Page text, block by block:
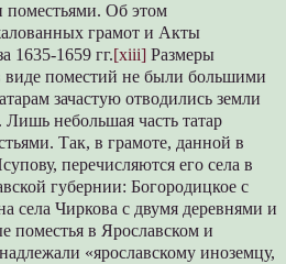
поместьями. Об этом
грамот и Акты
1635-1659 гг.[xiii] Размеры
виде поместий не были большими
зачастую отводились земли
Лишь небольшая часть татар
Так, в грамоте, данной в
перечисляются его села в
губернии: Богородицкое с
села Чиркова с двумя деревнями и
поместья в Ярославском и
«ярославскому иноземцу,